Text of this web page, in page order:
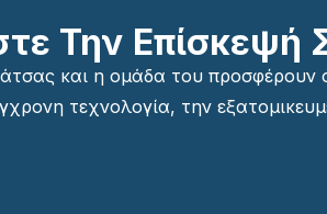
Την Επίσκεψή
και η ομάδα του προσφέρουν
τεχνολογία, την